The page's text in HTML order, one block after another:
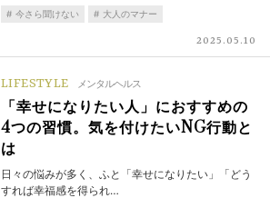
今さら聞けない 大人のマナー
2025.05.10
LIFESTYLE メンタルヘルス
「幸せになりたい人」におすすめの
4つの習慣。気を付けたいNG行動と
は
日々の悩みが多く、ふと「幸せになりたい」「どう
すれば幸福感を得られ…